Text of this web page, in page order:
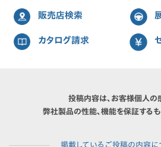
販売店検索
カタログ請求
投稿内容は、お客様個人の
弊社製品の性能、機能を保証するも